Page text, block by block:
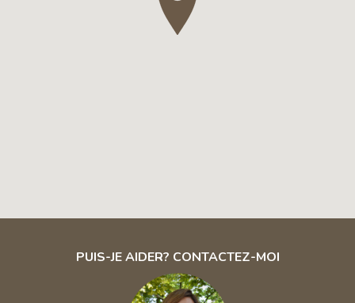
PUIS-JE AIDER? CONTACTEZ-MOI